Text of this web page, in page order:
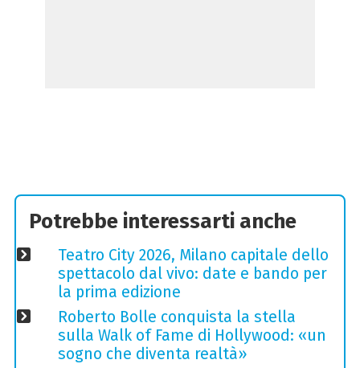
Potrebbe interessarti anche
Teatro City 2026, Milano capitale dello
spettacolo dal vivo: date e bando per
la prima edizione
Roberto Bolle conquista la stella
sulla Walk of Fame di Hollywood: «un
sogno che diventa realtà»